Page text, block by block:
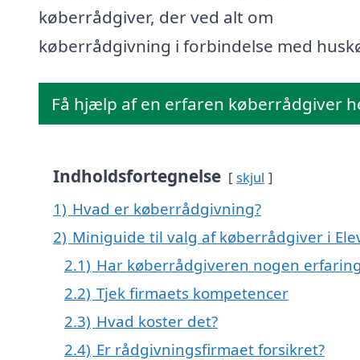
køberrådgiver, der ved alt om
køberrådgivning i forbindelse med
Få hjælp af en erfaren køberrådgiver
Indholdsfortegnelse skjul
1) Hvad er køberrådgivning?
2) Miniguide til valg af køberrådgiver i
2.1) Har køberrådgiveren nogen
2.2) Tjek firmaets kompetencer
2.3) Hvad koster det?
2.4) Er rådgivningsfirmaet forsikret?